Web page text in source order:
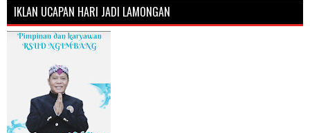
IKLAN UCAPAN HARI JADI LAMONGAN